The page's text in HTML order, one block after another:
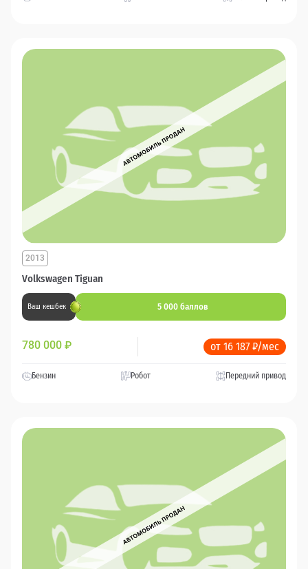
Volkswagen Tiguan
2013
Ваш кешбек 5 000 баллов
780 000 ₽ от 16 187 ₽/мес
Бензин Робот Передний привод